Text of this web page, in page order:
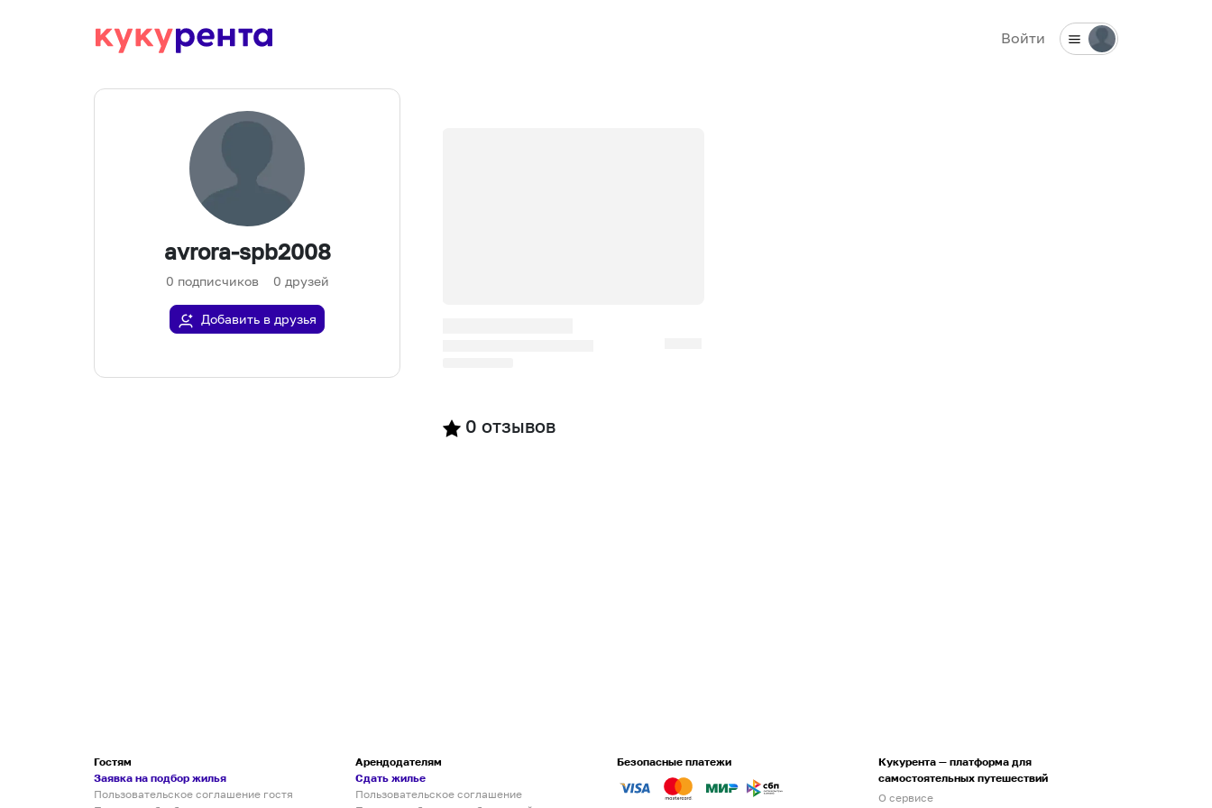
Войти
avrora-spb2008
0 подписчиков 0 друзей
Добавить в друзья
0 отзывов
Гостям
Заявка на подбор жилья
Пользовательское соглашение гостя
Арендодателям
Сдать жилье
Пользовательское соглашение
Безопасные платежи
Кукурента — платформа для
самостоятельных путешествий
О сервисе